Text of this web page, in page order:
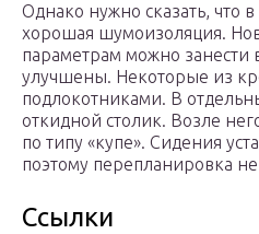
Однако нужно сказать, что
хорошая шумоизоляция.
параметрам можно занести
улучшены. Некоторые из
подлокотниками. В
откидной столик. Возле
по типу «купе». Сидения
поэтому перепланировка
Ссылки